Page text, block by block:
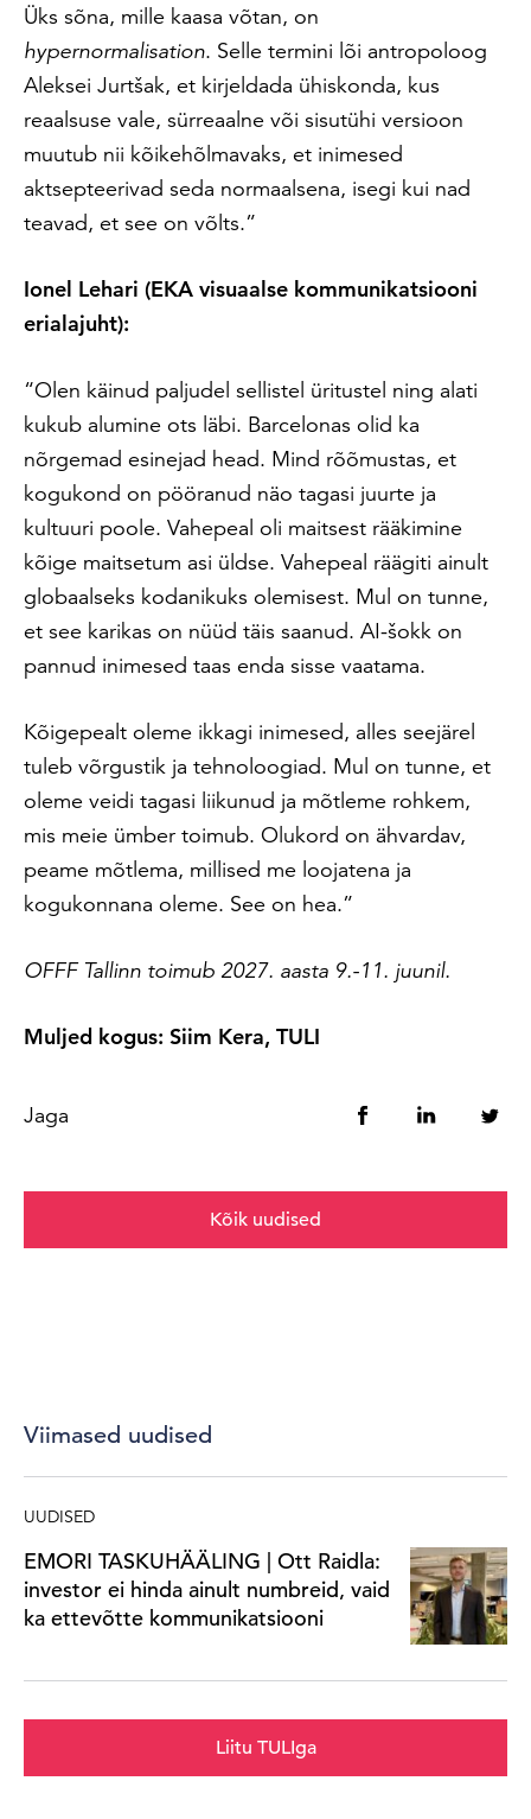
Üks sõna, mille kaasa võtan, on
hypernormalisation. Selle termini lõi antropoloog
Aleksei Jurtšak, et kirjeldada ühiskonda, kus
reaalsuse vale, sürreaalne või sisutühi versioon
muutub nii kõikehõlmavaks, et inimesed
aktsepteerivad seda normaalsena, isegi kui nad
teavad, et see on võlts.”
Ionel Lehari (EKA visuaalse kommunikatsiooni
erialajuht):
“Olen käinud paljudel sellistel üritustel ning alati
kukub alumine ots läbi. Barcelonas olid ka
nõrgemad esinejad head. Mind rõõmustas, et
kogukond on pööranud näo tagasi juurte ja
kultuuri poole. Vahepeal oli maitsest rääkimine
kõige maitsetum asi üldse. Vahepeal räägiti ainult
globaalseks kodanikuks olemisest. Mul on tunne,
et see karikas on nüüd täis saanud. AI-šokk on
pannud inimesed taas enda sisse vaatama.
Kõigepealt oleme ikkagi inimesed, alles seejärel
tuleb võrgustik ja tehnoloogiad. Mul on tunne, et
oleme veidi tagasi liikunud ja mõtleme rohkem,
mis meie ümber toimub. Olukord on ähvardav,
peame mõtlema, millised me loojatena ja
kogukonnana oleme. See on hea.”
OFFF Tallinn toimub 2027. aasta 9.-11. juunil.
Muljed kogus: Siim Kera, TULI
Jaga
Kõik uudised
Viimased uudised
UUDISED
EMORI TASKUHÄÄLING | Ott Raidla:
investor ei hinda ainult numbreid, vaid
ka ettevõtte kommunikatsiooni
Liitu TULIga